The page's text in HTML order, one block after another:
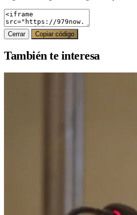
Cerrar Copiar código
También te interesa